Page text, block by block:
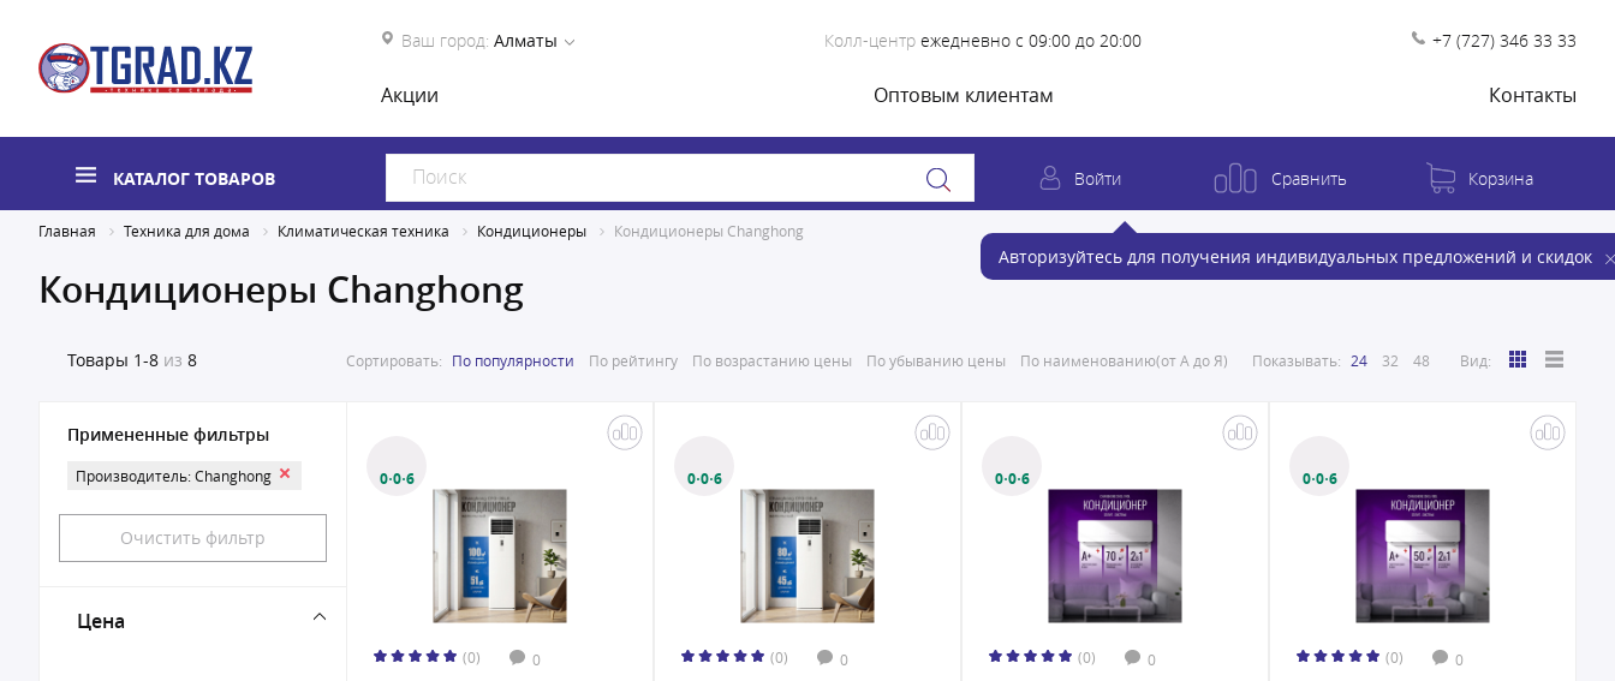
Ваш город: Алматы Колл-центр ежедневно с 09:00 до 20:00 +7 (727) 346 33 33
Акции Оптовым клиентам Контакты
КАТАЛОГ ТОВАРОВ Войти
Авторизуйтесь для получения индивидуальных предложений и скидок
Сравнить Корзина
Главная Техника для дома Климатическая техника Кондиционеры Кондиционеры Changhong
Кондиционеры Changhong
Товары 1-8 из 8 Сортировать: По популярности По рейтингу По возрастанию цены По убыванию цены По наименованию(от А до Я) Показывать: 24 32 48 Вид:
Примененные фильтры
Производитель: Changhong
Очистить фильтр
Цена
0·0·6
(0) 0
0·0·6
(0) 0
0·0·6
(0) 0
0·0·6
(0) 0